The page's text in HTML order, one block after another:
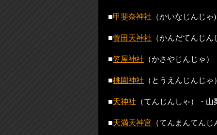
■甲斐奈神社 （かいなじんじ
■菅田天神社 （かんだてんじ
■笠屋神社 （かさやじんじゃ）
■桃園神社 （とうえんじんじ
■天神社 （てんじんしゃ）・山
■天満天神宮 （てんまんてん